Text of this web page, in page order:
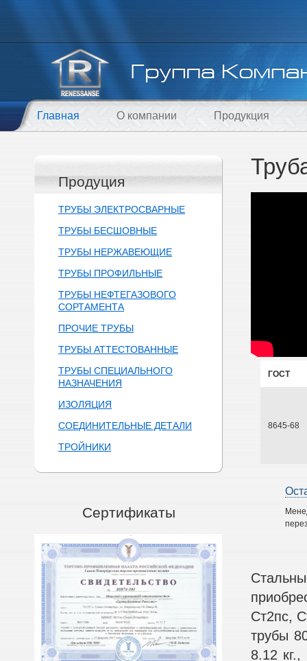
Главная О компании Продукция
Продуция
ТРУБЫ ЭЛЕКТРОСВАРНЫЕ
ТРУБЫ БЕСШОВНЫЕ
ТРУБЫ НЕРЖАВЕЮЩИЕ
ТРУБЫ ПРОФИЛЬНЫЕ
ТРУБЫ НЕФТЕГАЗОВОГО
СОРТАМЕНТА
ПРОЧИЕ ТРУБЫ
ТРУБЫ АТТЕСТОВАННЫЕ
ТРУБЫ СПЕЦИАЛЬНОГО
НАЗНАЧЕНИЯ
ИЗОЛЯЦИЯ
СОЕДИНИТЕЛЬНЫЕ ДЕТАЛИ
ТРОЙНИКИ
Сертификаты
ГОСТ
8645-68
Ст2пс,
трубы
8.12